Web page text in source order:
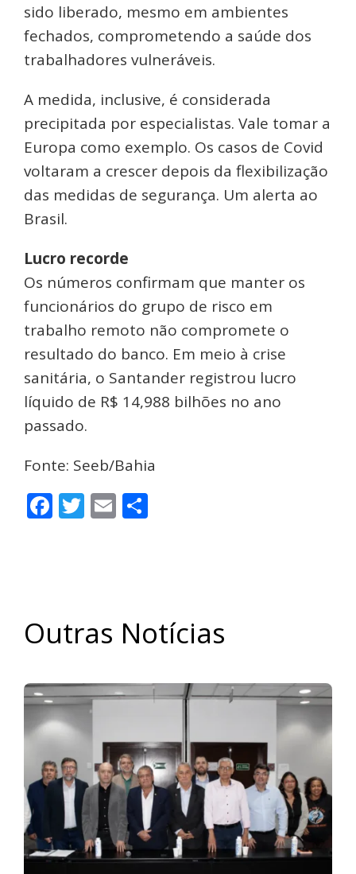
sido liberado, mesmo em ambientes
fechados, comprometendo a saúde dos
trabalhadores vulneráveis.
A medida, inclusive, é considerada
precipitada por especialistas. Vale tomar a
Europa como exemplo. Os casos de Covid
voltaram a crescer depois da flexibilização
das medidas de segurança. Um alerta ao
Brasil.
Lucro recorde
Os números confirmam que manter os
funcionários do grupo de risco em
trabalho remoto não compromete o
resultado do banco. Em meio à crise
sanitária, o Santander registrou lucro
líquido de R$ 14,988 bilhões no ano
passado.
Fonte: Seeb/Bahia
Facebook
Twitter
Email
Outras Notícias